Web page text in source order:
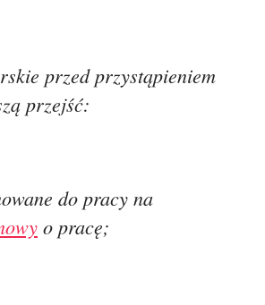
przed przystąpieniem
przejść:
do pracy na
o pracę;